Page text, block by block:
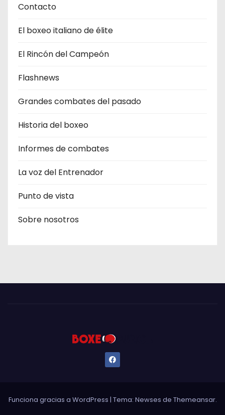
Contacto
El boxeo italiano de élite
El Rincón del Campeón
Flashnews
Grandes combates del pasado
Historia del boxeo
Informes de combates
La voz del Entrenador
Punto de vista
Sobre nosotros
Funciona gracias a WordPress | Tema: Newses de Themeansar.